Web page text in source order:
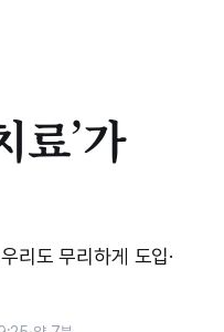
료’가
리도 무리하게 도입·